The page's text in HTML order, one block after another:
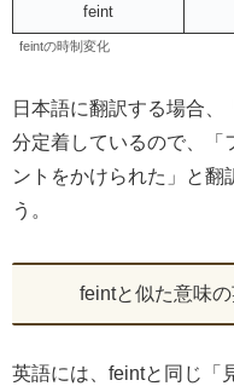
feint
feintの時制変化
日本語に翻訳する場合
分定着しているので、「
ントをかけられた」と翻
う。
feintと似た意味の
英語には、feintと同じ「